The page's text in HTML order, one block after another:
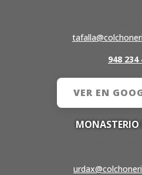
948 234
VER EN
MONASTERIO